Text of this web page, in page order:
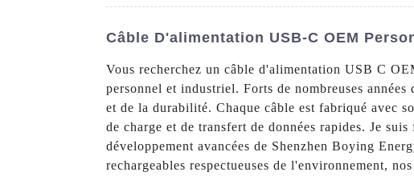
Câble D'alimentation USB-C OEM
Vous recherchez un câble d'alimentation USB C
personnel et industriel. Forts de nombreuses
et de la durabilité. Chaque câble est fabriqué avec
de charge et de transfert de données rapides. Je
développement avancées de Shenzhen Boying
rechargeables respectueuses de l'environnement,